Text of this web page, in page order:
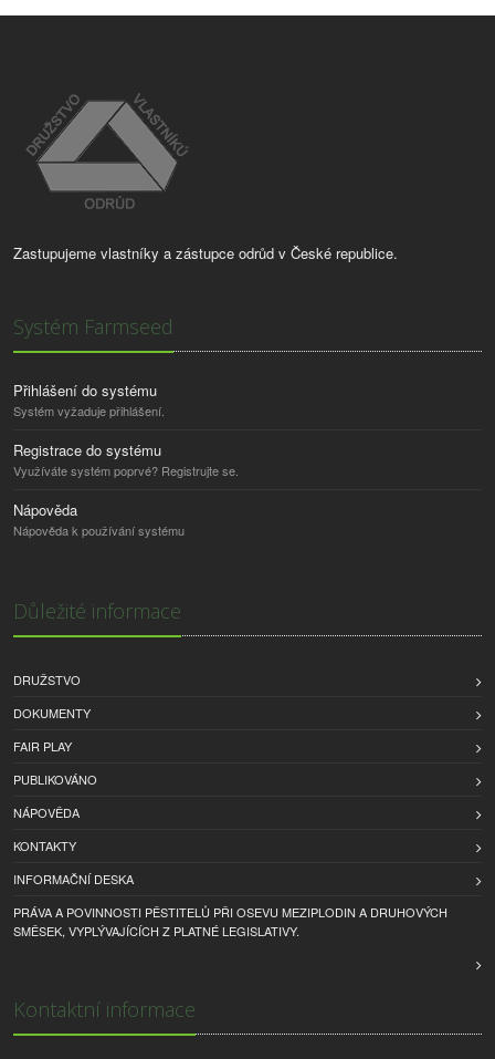
Zastupujeme vlastníky a zástupce odrůd v České republice.
Systém Farmseed
Přihlášení do systému
Systém vyžaduje přihlášení.
Registrace do systému
Využíváte systém poprvé? Registrujte se.
Nápověda
Nápověda k používání systému
Důležité informace
DRUŽSTVO
DOKUMENTY
FAIR PLAY
PUBLIKOVÁNO
NÁPOVĚDA
KONTAKTY
INFORMAČNÍ DESKA
PRÁVA A POVINNOSTI PĚSTITELŮ PŘI OSEVU MEZIPLODIN A DRUHOVÝCH
SMĚSEK, VYPLÝVAJÍCÍCH Z PLATNÉ LEGISLATIVY.
Kontaktní informace